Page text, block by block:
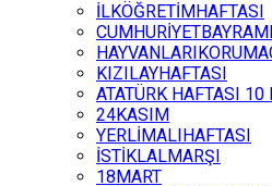
İLKÖĞRETİMHAFTASI
CUMHURİYETBAYRAMI
KIZILAYHAFTASI
ATATÜRK HAFTASI 10
24KASIM
YERLİMALIHAFTASI
İSTİKLALMARŞI
18MART